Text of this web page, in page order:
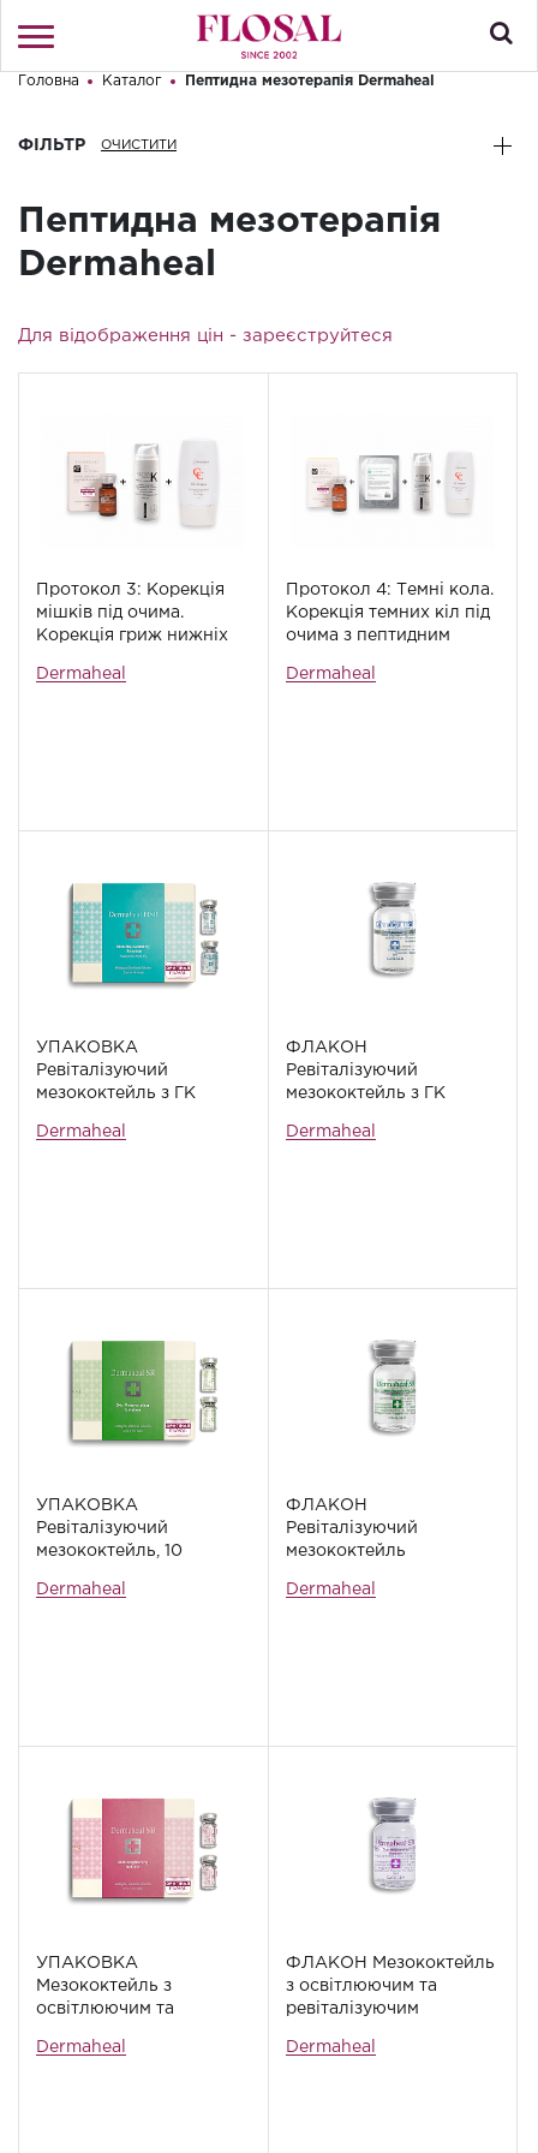
ПРО МАГАЗИН
ДОСТАВКА І ОПЛАТА
Головна Каталог Пептидна мезотерапія Dermaheal
ФІЛЬТР
Пептидна мезотерапія
Dermaheal
Для відображення цін - зареєструйтеся
Протокол 3: Корекція
мішків під очима.
Корекція гриж нижніх
слідів процедури
Dermaheal
Протокол 4: Темні кола.
Корекція темних кіл під
очима з пептидним
Dermaheal
УПАКОВКА
Ревіталізуючий
мезококтейль з ГК
флаконів
Dermaheal
ФЛАКОН
Ревіталізуючий
мезококтейль з ГК
Dermaheal
УПАКОВКА
Ревіталізуючий
мезококтейль, 10
Dermaheal
ФЛАКОН
Ревіталізуючий
мезококтейль
Dermaheal
УПАКОВКА
Мезококтейль з
освітлюючим та
ефектами Dermaheal SB,
Dermaheal
ФЛАКОН Мезококтейль
з освітлюючим та
ревіталізуючим
5 мл
Dermaheal